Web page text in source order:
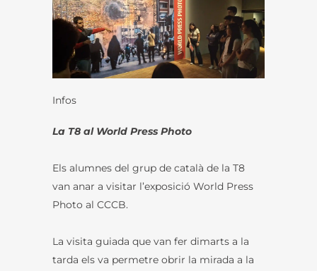
Infos
La T8 al World Press Photo
Els alumnes del grup de català de la T8
van anar a visitar l’exposició World Press
Photo al CCCB.
La visita guiada que van fer dimarts a la
tarda els va permetre obrir la mirada a la